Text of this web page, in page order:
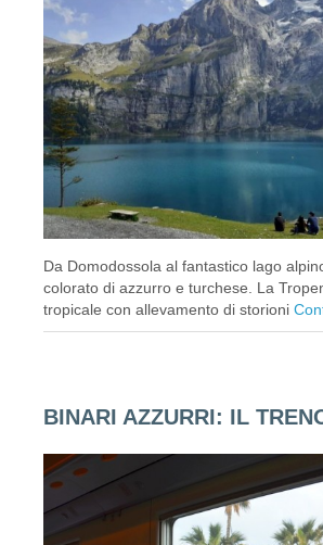
Da Domodossola al fantastico lago
colorato di azzurro e turchese. La
tropicale con allevamento di storioni
BINARI AZZURRI: IL